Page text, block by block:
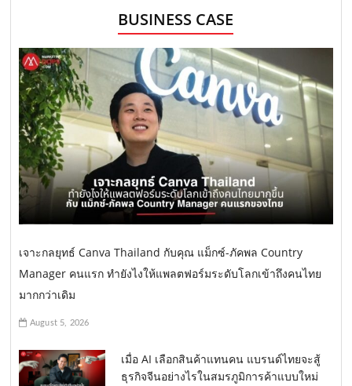
BUSINESS CASE
เจาะกลยุทธ์ Canva Thailand กับคุณ แม็กซ์-ภัคพล Country
Manager คนแรก ทำยังไงให้แพลตฟอร์มระดับโลกเข้าถึงคนไทย
มากกว่าเดิม
August 5, 2026
เมื่อ AI เลือกสินค้าแทนคน แบรนด์ไทยจะสู้
ธุรกิจจีนอย่างไรในสมรภูมิการค้าแบบใหม่